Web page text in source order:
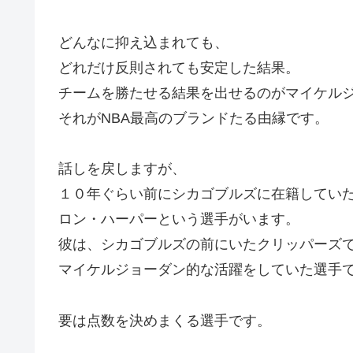
どんなに抑え込まれても、
どれだけ反則されても安定した結果。
チームを勝たせる結果を出せるのがマイケル
それがNBA最高のブランドたる由縁です。
話しを戻しますが、
１０年ぐらい前にシカゴブルズに在籍してい
ロン・ハーパーという選手がいます。
彼は、シカゴブルズの前にいたクリッパーズで
マイケルジョーダン的な活躍をしていた選手で
要は点数を決めまくる選手です。